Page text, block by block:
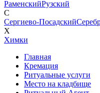
РаменскийРузский
С
Сергиево-Посадский
Х
Химки
Главная
Кремация
Ритуальные услуги
Место на кладбище